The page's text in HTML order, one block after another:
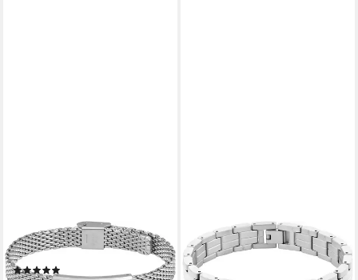
BOSS
Armband ALEN, mit Emaille
TOMMY HILFIGER
Armband PARKER, mit
Emaille